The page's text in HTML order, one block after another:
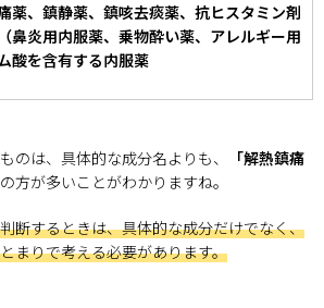
薬、鎮静薬、鎮咳去痰薬、抗ヒスタミン剤
鼻炎用内服薬、乗物酔い薬、アレルギー用
酸を含有する内服薬
のは、具体的な成分名よりも、
「解熱鎮痛
方が多いことがわかりますね。
断するときは、具体的な成分だけでなく、
まりで考える必要があります。